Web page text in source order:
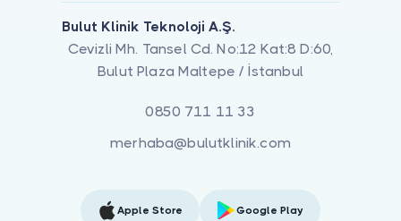
Bulut Klinik Teknoloji A.Ş.
Cevizli Mh. Tansel Cd. No:12 Kat:8 D:60,
Bulut Plaza Maltepe / İstanbul
0850 711 11 33
merhaba@bulutklinik.com
Apple Store Google Play